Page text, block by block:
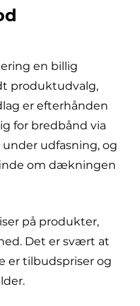
en billig
produktudvalg,
er efterhånden
for bredbånd via
udfasning, og
om dækningen
på produkter,
Det er svært at
er tilbudspriser og